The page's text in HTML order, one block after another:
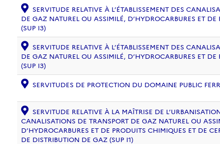
SERVITUDE RELATIVE À L’ÉTABLISSEMENT DES
DE GAZ NATUREL OU ASSIMILÉ, D’HYDROCARBURES ET
(SUP I3)
SERVITUDE RELATIVE À L’ÉTABLISSEMENT DES
DE GAZ NATUREL OU ASSIMILÉ, D’HYDROCARBURES ET
(SUP I3)
SERVITUDES DE PROTECTION DU DOMAINE PUBLIC
SERVITUDE RELATIVE À LA MAÎTRISE DE
CANALISATIONS DE TRANSPORT DE GAZ NATUREL OU
D’HYDROCARBURES ET DE PRODUITS CHIMIQUES ET DE
DE DISTRIBUTION DE GAZ (SUP I1)